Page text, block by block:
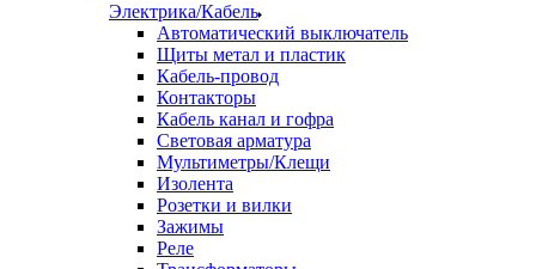
Электрика/Кабель
Автоматический выключатель
Щиты метал и пластик
Кабель-провод
Контакторы
Кабель канал и гофра
Световая арматура
Мультиметры/Клещи
Изолента
Розетки и вилки
Зажимы
Реле